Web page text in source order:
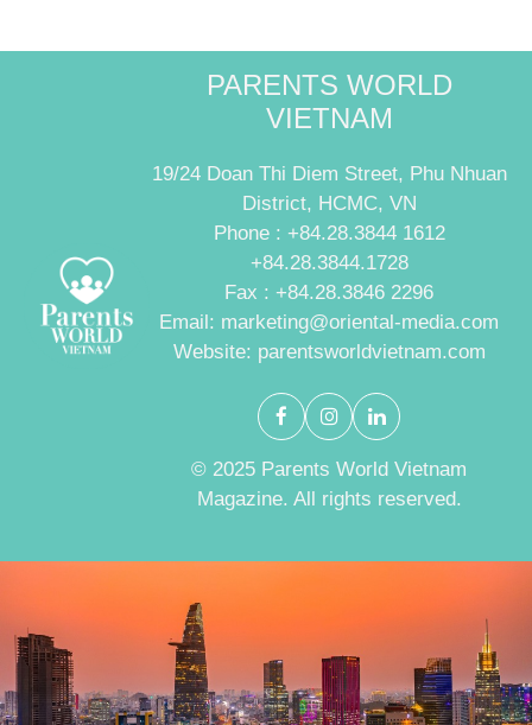
PARENTS WORLD
VIETNAM
19/24 Doan Thi Diem Street, Phu Nhuan
District, HCMC, VN
Phone : +84.28.3844 1612
+84.28.3844.1728
Fax : +84.28.3846 2296
Email: marketing@oriental-media.com
Website: parentsworldvietnam.com
© 2025 Parents World Vietnam
Magazine. All rights reserved.